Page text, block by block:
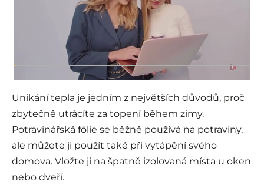
Unikání tepla je jedním z největších důvodů, proč
zbytečně utrácíte za topení během zimy.
Potravinářská fólie se běžně používá na potraviny,
ale můžete ji použít také při vytápění svého
domova. Vložte ji na špatně izolovaná místa u oken
nebo dveří.